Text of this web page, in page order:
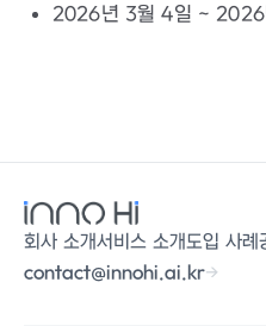
2026년 3월 4일 ~
회사 소개서비스 소개도입 사례
contact@innohi.ai.kr→